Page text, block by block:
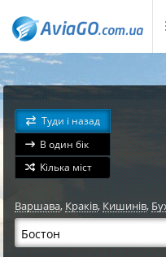
Туди і назад
В один бік
Кілька міст
Варшава,Краків, Кишинів,